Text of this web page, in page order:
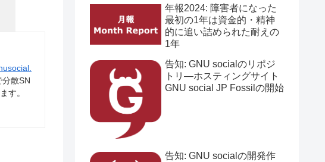
分散SN
す。
年報2024: 障害者になった
最初の1年は資金的・精神
的に追い詰められた耐えの
1年
告知: GNU socialのリポジ
トリ―ホスティングサイト
GNU social JP Fossilの開始
告知: GNU socialの開発作